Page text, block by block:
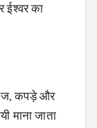
ईश्वर का
कपड़े और
माना जाता